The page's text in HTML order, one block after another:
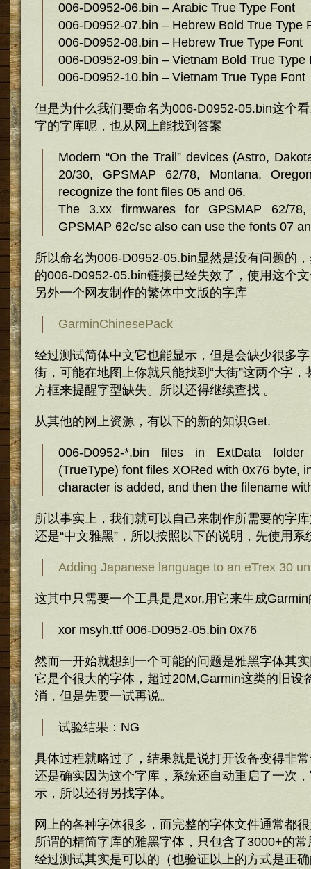
006-D0952-06.bin – Arabic True Type Font
006-D0952-07.bin – Hebrew Bold True Type
006-D0952-08.bin – Hebrew True Type Font
006-D0952-09.bin – Vietnam Bold True Type
006-D0952-10.bin – Vietnam True Type Font
但是为什么我们要命名为006-D0952-05.bin这个
字的字库呢，也从网上能找到答案
Modern “On the Trail” devices (Astro,
20/30, GPSMAP 62/78, Montana,
recognize the font files 05 and 06.
The 3.xx firmwares for GPSMAP 62/
GPSMAP 62c/sc also can use the fonts 07
所以命名为006-D0952-05.bin显然是没有问题的
的006-D0952-05.bin链接已经失效了，使用这个
另外一个网友制作的繁体中文版的字库
GarminChinesePack
经过测试简体中文它也能显示，但是会缺少很多
街，可能在地图上你就只能找到“大街”这两个字
方框来提醒字型缺失。所以还得继续查找 。
从其他的网上资源，有以下的新的知识Get.
006-D0952-*.bin files in ExtData
(TrueType) font files XORed with 0x76 byte,
character is added, and then the filename
所以事实上，我们就可以自己来制作所需要的字
还是“中文雅黑”，所以按照以下的说明，先使用
Adding Japanese language to an eTrex 30
这其中只需要一个工具是是xor,用它来生成
xor msyh.ttf 006-D0952-05.bin 0x76
然而一开始就想到一个可能的问题是雅黑字体其
它是个很大的字体，超过20M,Garmin这类的旧设
消，但是先要一试再说。
试验结果：NG
具体过程就略过了，结果就是说打开设备变得非
还是确实因为这个字库，系统还自动重启了一次
示，所以还得另找字体。
网上的各种字体很多，而完整的字体文件通常都
所谓的精简字库的雅黑字体，只包含了3000+的
经过测试其实是可以的（也验证以上的方式是正